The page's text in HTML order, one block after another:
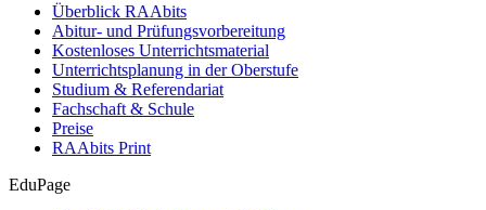
Überblick RAAbits
Abitur- und Prüfungsvorbereitung
Kostenloses Unterrichtsmaterial
Unterrichtsplanung in der Oberstufe
Studium & Referendariat
Fachschaft & Schule
Preise
RAAbits Print
EduPage